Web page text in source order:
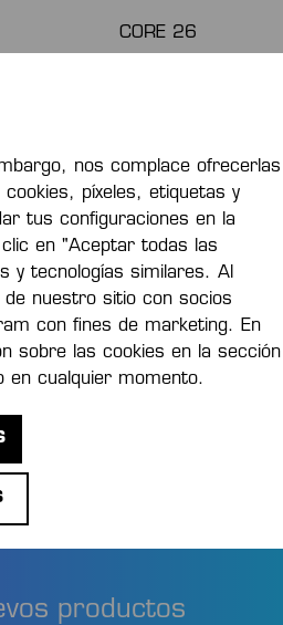
CORE 26
97% algodón, 3%
200366202
productos
nos complace ofrecerlas
píxeles, etiquetas y
tus configuraciones en la
en "Aceptar todas las
y tecnologías similares. Al
nuestro sitio con socios
con fines de marketing. En
sobre las cookies en la sección
en cualquier momento.